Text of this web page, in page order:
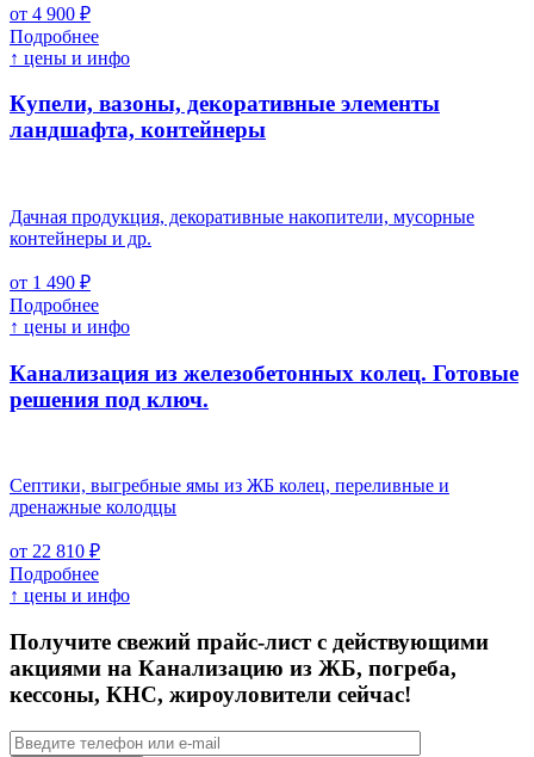
от 4 900 ₽
Подробнее
↑ цены и инфо
Купели, вазоны, декоративные элементы
ландшафта, контейнеры
Дачная продукция, декоративные накопители, мусорные
контейнеры и др.
от 1 490 ₽
Подробнее
↑ цены и инфо
Канализация из железобетонных колец. Готовые
решения под ключ.
Септики, выгребные ямы из ЖБ колец, переливные и
дренажные колодцы
от 22 810 ₽
Подробнее
↑ цены и инфо
Получите свежий прайс-лист с действующими
акциями на Канализацию из ЖБ, погреба,
кессоны, КНС, жироуловители сейчас!